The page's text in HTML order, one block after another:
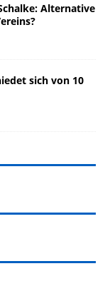
Alternative
sich von 10